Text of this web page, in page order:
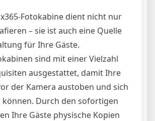
Fotokabine dient nicht nur
– sie ist auch eine Quelle
für Ihre Gäste.
sind mit einer Vielzahl
ausgestattet, damit Ihre
der Kamera austoben und sich
Durch den sofortigen
Ihre Gäste physische Kopien